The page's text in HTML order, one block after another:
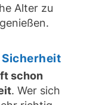
Alter zu
schon
. Wer sich